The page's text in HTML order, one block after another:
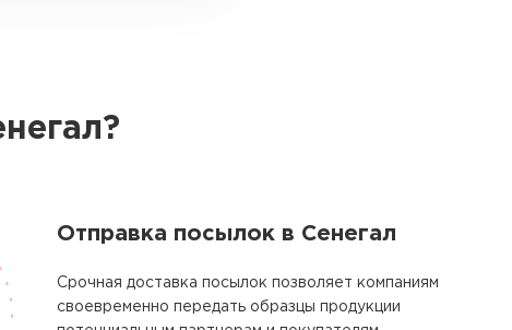
Отправка посылок в Сенегал
Срочная доставка посылок позволяет компаниям
своевременно передать образцы продукции